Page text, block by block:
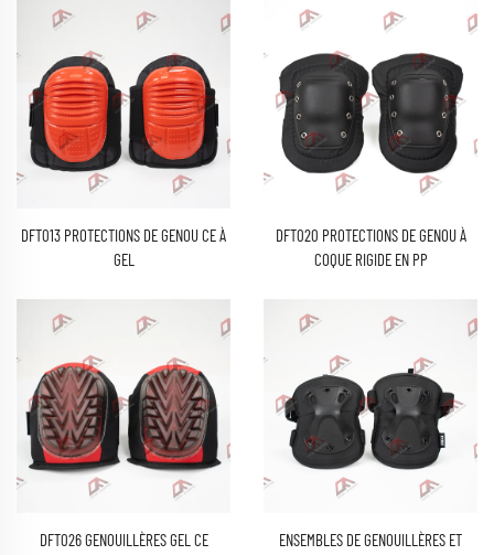
DFT013 PROTECTIONS DE GENOU CE À
GEL
DFT020 PROTECTIONS DE GENOU À
COQUE RIGIDE EN PP
DFT026 GENOUILLÈRES GEL CE
ENSEMBLES DE GENOUILLÈRES ET